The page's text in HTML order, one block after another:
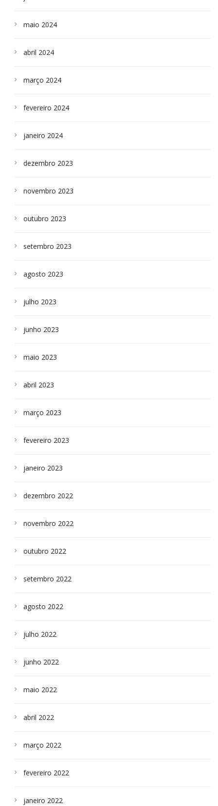
maio 2024
abril 2024
março 2024
fevereiro 2024
janeiro 2024
dezembro 2023
novembro 2023
outubro 2023
setembro 2023
agosto 2023
julho 2023
junho 2023
maio 2023
abril 2023
março 2023
fevereiro 2023
janeiro 2023
dezembro 2022
novembro 2022
outubro 2022
setembro 2022
agosto 2022
julho 2022
junho 2022
maio 2022
abril 2022
março 2022
fevereiro 2022
janeiro 2022